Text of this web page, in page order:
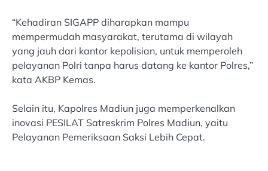
“Kehadiran SIGAPP diharapkan mampu
mempermudah masyarakat, terutama di wilayah
yang jauh dari kantor kepolisian, untuk memperoleh
pelayanan Polri tanpa harus datang ke kantor Polres,”
kata AKBP Kemas.
Selain itu, Kapolres Madiun juga memperkenalkan
inovasi PESILAT Satreskrim Polres Madiun, yaitu
Pelayanan Pemeriksaan Saksi Lebih Cepat.